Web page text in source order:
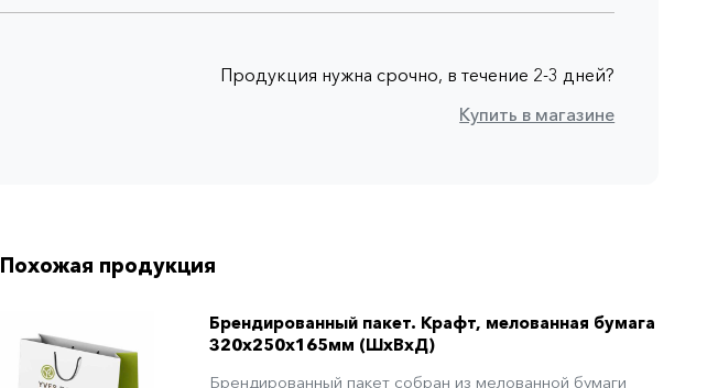
Продукция нужна срочно, в течение 2-3 дней?
Купить в магазине
Похожая продукция
Брендированный пакет. Крафт, мелованная бумага
320x250x165мм (ШхВхД)
Брендированный пакет собран из мелованной бумаги